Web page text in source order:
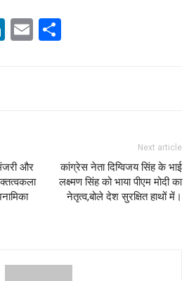
LinkedIn
Email
और
Next article
कांग्रेस नेता दिग्विजय सिंह के भाई
लक्ष्मण सिंह को भाया पीएम मोदी का
नेतृत्व,बोले देश सुरक्षित हाथों में।